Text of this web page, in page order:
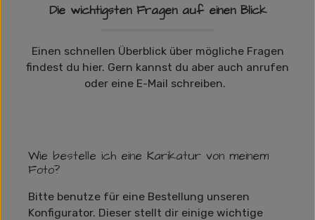
Die wichtigsten Fragen auf einen Blick
Einen schnellen Überblick über mögliche Fragen
findest du hier. Gern kannst du aber auch anrufen
oder eine E-Mail schreiben.
Wie bestelle ich eine Karikatur von meinem
Foto?
Bitte benutze für eine Bestellung unseren
Konfigurator. Dieser stellt dir einige wichtige